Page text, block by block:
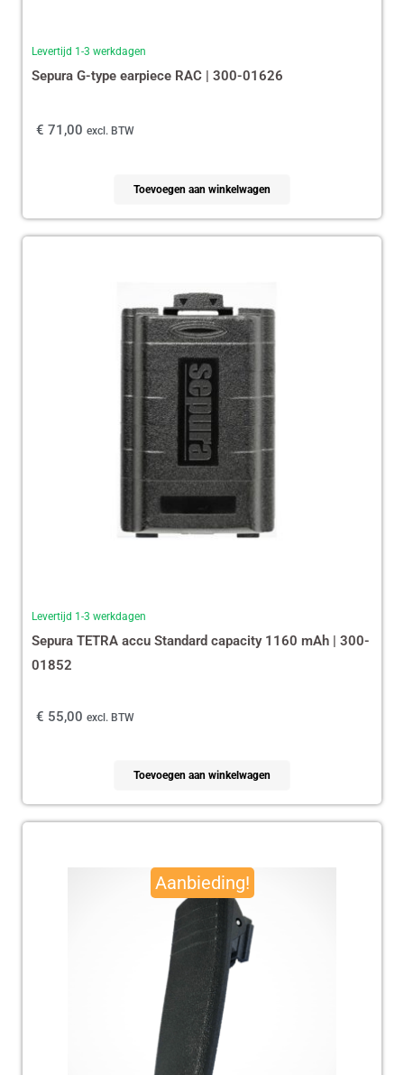
Levertijd 1-3 werkdagen
Sepura G-type earpiece RAC | 300-01626
€ 71,00 excl. BTW
Toevoegen aan winkelwagen
Levertijd 1-3 werkdagen
Sepura TETRA accu Standard capacity 1160 mAh | 300-
01852
€ 55,00 excl. BTW
Toevoegen aan winkelwagen
Aanbieding!